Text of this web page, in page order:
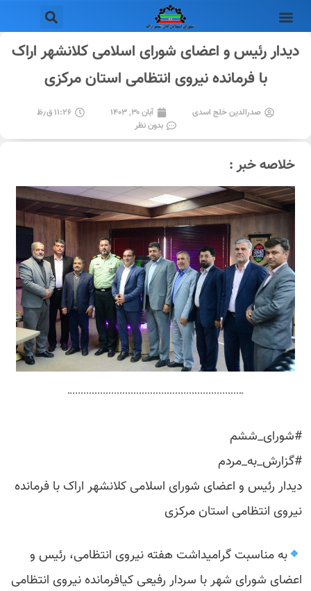
دیدار رئیس و اعضای شورای اسلامی کلانشهر اراک
با فرمانده نیروی انتظامی استان مرکزی
صدرالدین خلج اسدی آبان ۳۰, ۱۴۰۳
۱۱:۲۶ ق٫ظ
بدون نظر
خلاصه خبر :
#شورای_ششم
#گزارش_به_مردم
دیدار رئیس و اعضای شورای اسلامی کلانشهر اراک با فرمانده
نیروی انتظامی استان مرکزی
به مناسبت گرامیداشت هفته نیروی انتظامی، رئیس و
اعضای شورای شهر با سردار رفیعی کیافرمانده نیروی انتظامی